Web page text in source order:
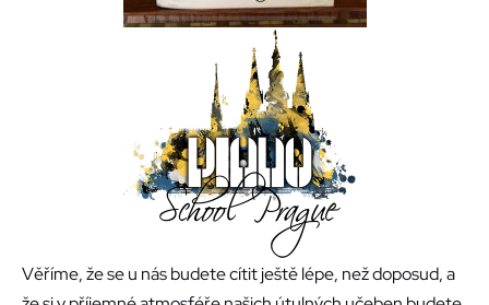
Věříme, že se u nás budete cítit ještě lépe, než doposud, a